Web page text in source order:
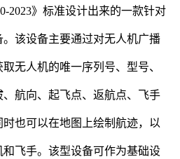
2023》标准设计出来的一款针对
该设备主要通过对无人机广播
无人机的唯一序列号、型号、
航向、起飞点、返航点、飞手
也可以在地图上绘制航迹，以
飞手。该型设备可作为基础设